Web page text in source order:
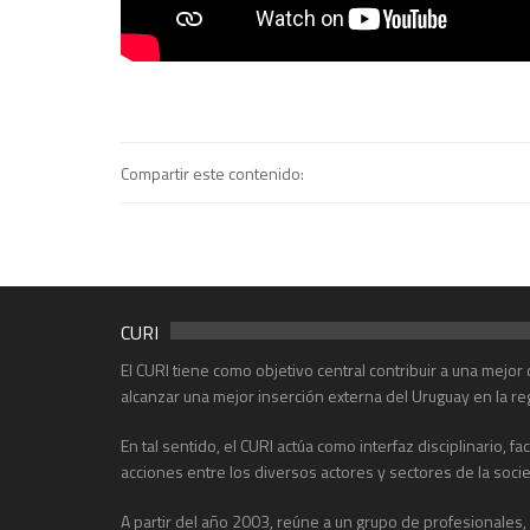
Compartir este contenido:
CURI
El CURI tiene como objetivo central contribuir a una
alcanzar una mejor inserción externa del Uruguay en la
En tal sentido, el CURI actúa como interfaz disciplinario,
acciones entre los diversos actores y sectores de la
A partir del año 2003, reúne a un grupo de